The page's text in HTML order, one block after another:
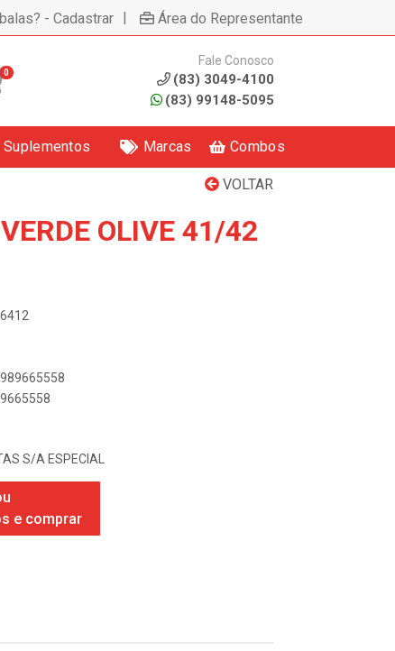
- Cadastrar | Área do Representante
0
Fale Conosco
(83) 3049-4100
(83) 99148-5095
Marcas Combos
VOLTAR
OLIVE 41/42
S/A ESPECIAL
e comprar